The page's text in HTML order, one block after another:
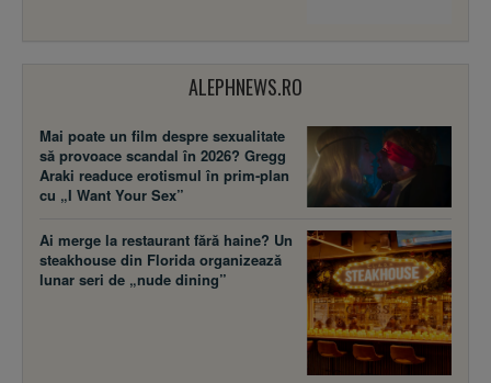
ALEPHNEWS.RO
Mai poate un film despre sexualitate
să provoace scandal în 2026? Gregg
Araki readuce erotismul în prim-plan
cu „I Want Your Sex”
Ai merge la restaurant fără haine? Un
steakhouse din Florida organizează
lunar seri de „nude dining”